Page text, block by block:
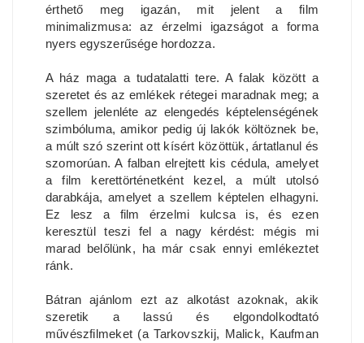
érthető meg igazán, mit jelent a film
minimalizmusa: az érzelmi igazságot a forma
nyers egyszerűsége hordozza.
A ház maga a tudatalatti tere. A falak között a
szeretet és az emlékek rétegei maradnak meg; a
szellem jelenléte az elengedés képtelenségének
szimbóluma, amikor pedig új lakók költöznek be,
a múlt szó szerint ott kísért közöttük, ártatlanul és
szomorúan. A falban elrejtett kis cédula, amelyet
a film kerettörténetként kezel, a múlt utolsó
darabkája, amelyet a szellem képtelen elhagyni.
Ez lesz a film érzelmi kulcsa is, és ezen
keresztül teszi fel a nagy kérdést: mégis mi
marad belőlünk, ha már csak ennyi emlékeztet
ránk.
Bátran ajánlom ezt az alkotást azoknak, akik
szeretik a lassú és elgondolkodtató
művészfilmeket (a Tarkovszkij, Malick, Kaufman